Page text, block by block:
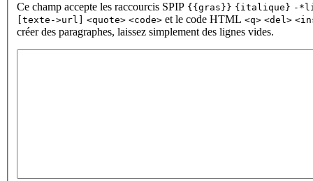
Ce champ accepte les raccourcis SPIP {{gras}} {italique} -
[texte->url]
<quote> <code> et le code HTML <q> <del>
créer des paragraphes, laissez simplement des lignes vides.